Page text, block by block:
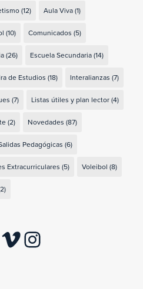
(12) Aula Viva(1)
(10) Comunicados (5)
(26) Escuela Secundaria(14)
de Estudios (18) Interalianzas (7)
(7) Listas útiles y plan lector(4)
(2) Novedades (87)
Pedagógicas (6)
Extracurriculares (5) Voleibol (8)
VimeoInstagram